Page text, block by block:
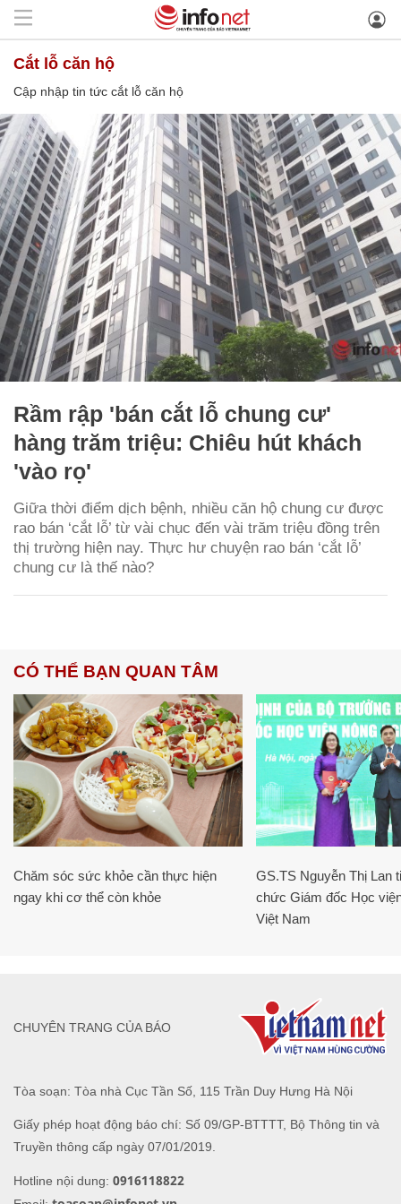
cắt lỗ căn hộ
Cập nhập tin tức cắt lỗ căn hộ
Rầm rập 'bán cắt lỗ chung cư'
hàng trăm triệu: Chiêu hút khách
'vào rọ'
Giữa thời điểm dịch bệnh, nhiều căn hộ chung cư được
rao bán ‘cắt lỗ’ từ vài chục đến vài trăm triệu đồng trên
thị trường hiện nay. Thực hư chuyện rao bán ‘cắt lỗ’
chung cư là thế nào?
CÓ THỂ BẠN QUAN TÂM
Chăm sóc sức khỏe cần thực hiện
ngay khi cơ thể còn khỏe
GS.TS Nguyễn Thị Lan
chức Giám đốc Học
Việt Nam
Tòa soạn: Tòa nhà Cục Tần Số, 115 Trần Duy Hưng Hà Nội
Giấy phép hoạt động báo chí: Số 09/GP-BTTTT, Bộ Thông tin và
Truyền thông cấp ngày 07/01/2019.
Hotline nội dung: 0916118822
CHUYÊN TRANG CỦA BÁO